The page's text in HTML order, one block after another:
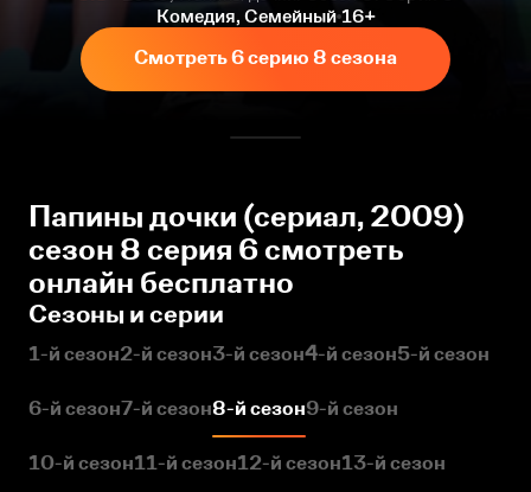
Комедия, Семейный 16+
Смотреть 6 серию 8 сезона
Папины дочки (сериал, 2009)
сезон 8 серия 6 смотреть
онлайн бесплатно
Сезоны и серии
1-й сезон2-й сезон3-й сезон4-й сезон5-й сезон
6-й сезон7-й сезон8-й сезон9-й сезон
10-й сезон11-й сезон12-й сезон13-й сезон